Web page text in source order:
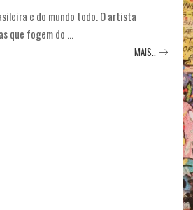
e do mundo todo. O artista
que fogem do ...
MAIS..